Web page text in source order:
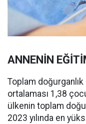
ANNENİN
Toplam doğurganlık
ortalaması 1,38
ülkenin toplam
2023 yılında en